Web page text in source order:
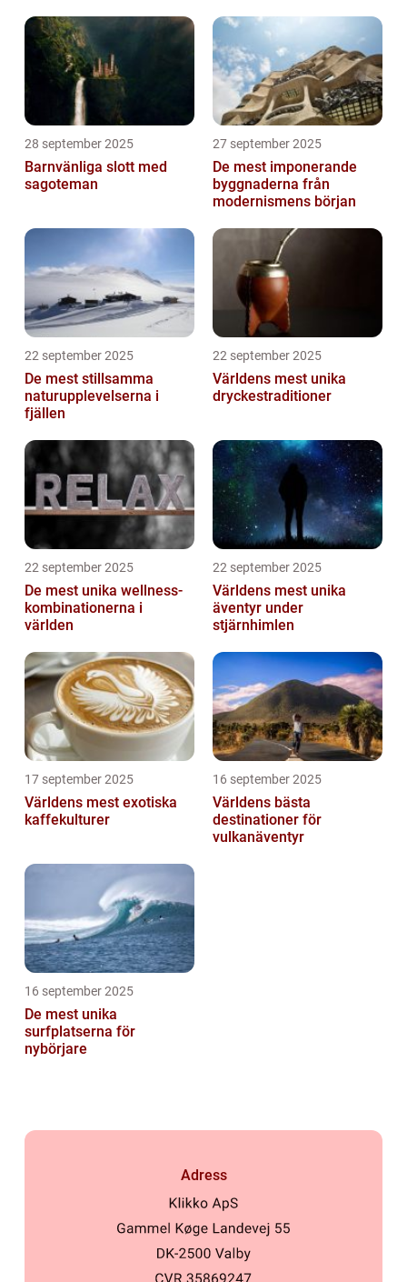
28 september 2025
Barnvänliga slott med
sagoteman
27 september 2025
De mest imponerande
byggnaderna från
modernismens början
22 september 2025
De mest stillsamma
naturupplevelserna i
fjällen
22 september 2025
Världens mest unika
dryckestraditioner
22 september 2025
De mest unika wellness-
kombinationerna i
världen
22 september 2025
Världens mest unika
äventyr under
stjärnhimlen
17 september 2025
Världens mest exotiska
kaffekulturer
16 september 2025
Världens bästa
destinationer för
vulkanäventyr
16 september 2025
De mest unika
surfplatserna för
nybörjare
Adress